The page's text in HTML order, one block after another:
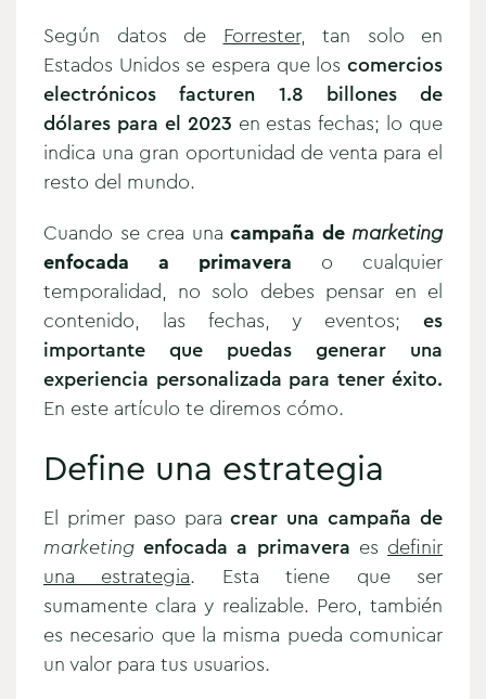
Según datos de Forrester, tan solo en
Estados Unidos se espera que los comercios
electrónicos facturen 1.8 billones de
dólares para el 2023 en estas fechas; lo que
indica una gran oportunidad de venta para el
resto del mundo.
Cuando se crea una campaña de marketing
enfocada a primavera o cualquier
temporalidad, no solo debes pensar en el
contenido, las fechas, y eventos; es
importante que puedas generar una
experiencia personalizada para tener éxito.
En este artículo te diremos cómo.
Define una estrategia
El primer paso paracrear una campaña de
marketing enfocada a primavera es definir
una estrategia. Esta tiene que ser
sumamente clara y realizable. Pero, también
es necesario que la misma pueda comunicar
un valor para tus usuarios.